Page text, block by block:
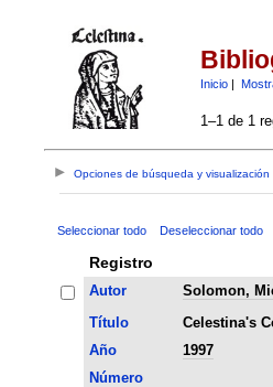
Inicio|
1–1 de 1
Opciones de búsqueda y visualización
Seleccionar todo Deseleccionar todo
Registro
Autor
Solomon,
Título
Celestina's
Año
1997
Número